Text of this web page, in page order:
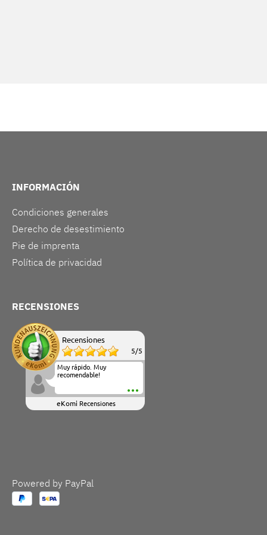
INFORMACIÓN
Condiciones generales
Derecho de desestimiento
Pie de imprenta
Política de privacidad
RECENSIONES
Recensiones
5/5
Muy rápido. Muy
recomendable!
eKomi Recensiones
Powered by PayPal